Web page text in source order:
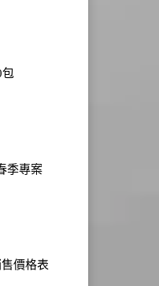
包
季專案
價格表